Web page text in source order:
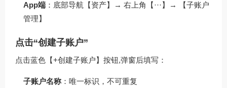
App端 ：底部导航【资产】→ 右上角【···】→ 【子账户
管理】
点击“创建子账户”
点击蓝色【+创建子账户】按钮,弹窗后填写：
子账户名称：唯一标识，不可重复